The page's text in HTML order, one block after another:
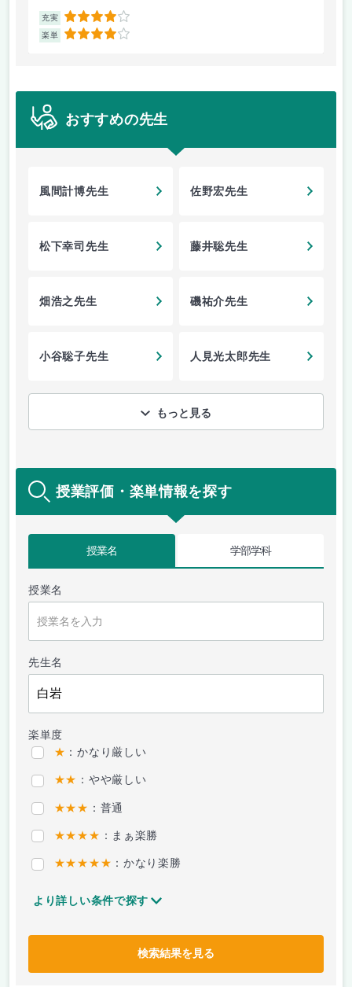
充実 4
楽単 4
おすすめの先生
風間計博先生 佐野宏先生
松下幸司先生 藤井聡先生
畑浩之先生 磯祐介先生
小谷聡子先生 人見光太郎先生
もっと見る
授業評価・楽単情報を探す
授業名 学部学科
授業名
先生名
楽単度
★ ：かなり厳しい
★★ ：やや厳しい
★★★ ：普通
★★★★ ：まぁ楽勝
★★★★★ ：かなり楽勝
より詳しい条件で探す
検索結果を見る